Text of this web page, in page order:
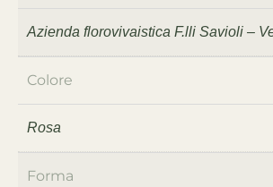
Azienda florovivaistica F.lli Savioli –
Colore
Rosa
Forma